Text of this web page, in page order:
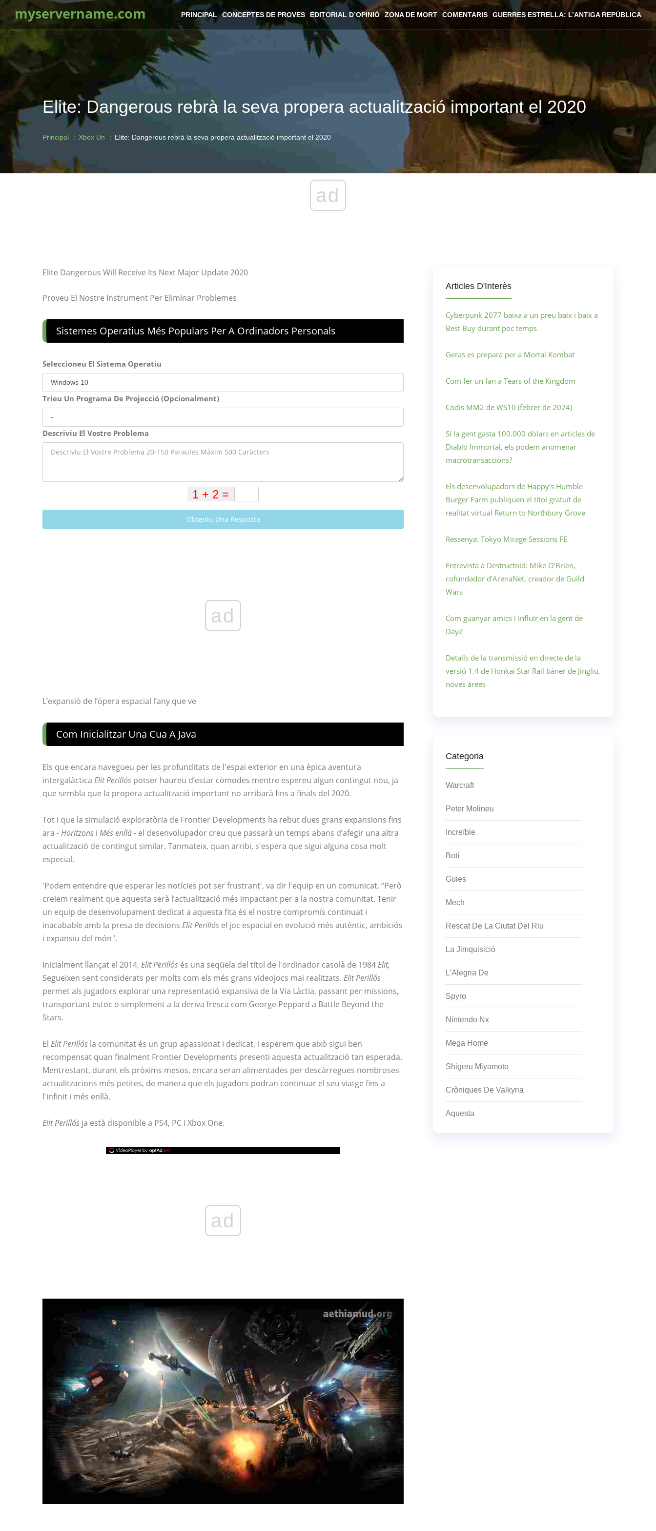
myservername.com PRINCIPAL CONCEPTES DE PROVES EDITORIAL D’OPINIÓ ZONA DE MORT COMENTARIS GUERRES ESTRELLA: L’ANTIGA REPÚBLICA
Elite: Dangerous rebrà la seva propera actualització important el 2020
Principal Xbox Un Elite: Dangerous rebrà la seva propera actualització important el 2020
ad
Elite Dangerous Will Receive Its Next Major Update 2020
Proveu El Nostre Instrument Per Eliminar Problemes
Sistemes Operatius Més Populars Per A Ordinadors Personals
Seleccioneu El Sistema Operatiu
Trieu Un Programa De Projecció (Opcionalment)
Descriviu El Vostre Problema
Obteniu Una Resposta
ad
L’expansió de l’òpera espacial l’any que ve
Com Inicialitzar Una Cua A Java
Els que encara navegueu per les profunditats de l'espai exterior en una èpica aventura
intergalàctica Elit Perillós potser haureu d’estar còmodes mentre espereu algun contingut nou, ja
que sembla que la propera actualització important no arribarà fins a finals del 2020.
Tot i que la simulació exploratòria de Frontier Developments ha rebut dues grans expansions fins
ara -Horitzons i Més enllà- el desenvolupador creu que passarà un temps abans d’afegir una altra
actualització de contingut similar. Tanmateix, quan arribi, s'espera que sigui alguna cosa molt
especial.
'Podem entendre que esperar les notícies pot ser frustrant', va dir l'equip en un comunicat. “Però
creiem realment que aquesta serà l’actualització més impactant per a la nostra comunitat. Tenir
un equip de desenvolupament dedicat a aquesta fita és el nostre compromís continuat i
inacabable amb la presa de decisions Elit Perillós el joc espacial en evolució més autèntic, ambiciós
i expansiu del món '.
Inicialment llançat el 2014, Elit Perillós és una seqüela del títol de l'ordinador casolà de 1984Elit,
Segueixen sent considerats per molts com els més grans videojocs mai realitzats. Elit Perillós
permet als jugadors explorar una representació expansiva de la Via Làctia, passant per missions,
transportant estoc o simplement a la deriva fresca com George Peppard a Battle Beyond the
Stars.
El Elit Perillós la comunitat és un grup apassionat i dedicat, i esperem que això sigui ben
recompensat quan finalment Frontier Developments presenti aquesta actualització tan esperada.
Mentrestant, durant els pròxims mesos, encara seran alimentades per descàrregues nombroses
actualitzacions més petites, de manera que els jugadors podran continuar el seu viatge fins a
l'infinit i més enllà.
Elit Perillós ja està disponible a PS4, PC i Xbox One.
ad
Articles D'Interès
Cyberpunk 2077 baixa a un preu baix i baix a
Best Buy durant poc temps
Geras es prepara per a Mortal Kombat
Com fer un fan a Tears of the Kingdom
Codis MM2 de WS10 (febrer de 2024)
Si la gent gasta 100.000 dòlars en articles de
Diablo Immortal, els podem anomenar
macrotransaccions?
Els desenvolupadors de Happy's Humble
Burger Farm publiquen el títol gratuït de
realitat virtual Return to Northbury Grove
Ressenya: Tokyo Mirage Sessions FE
Entrevista a Destructoid: Mike O'Brien,
cofundador d'ArenaNet, creador de Guild
Wars
Com guanyar amics i influir en la gent de
DayZ
Detalls de la transmissió en directe de la
versió 1.4 de Honkai Star Rail bàner de Jingliu,
noves àrees
Categoria
Warcraft
Peter Molineu
Increïble
Botí
Guies
Mech
Rescat De La Ciutat Del Riu
La Jimquisició
L’Alegria De
Spyro
Nintendo Nx
Mega Home
Shigeru Miyamoto
Cròniques De Valkyria
Aquesta